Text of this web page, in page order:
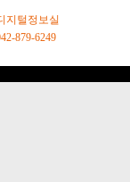
지털정보실
879-6249